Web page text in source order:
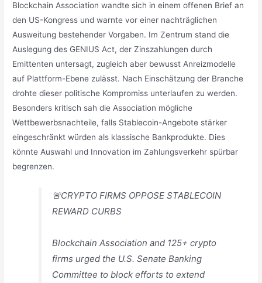
Blockchain Association wandte sich in einem offenen Brief an
den US-Kongress und warnte vor einer nachträglichen
Ausweitung bestehender Vorgaben. Im Zentrum stand die
Auslegung des GENIUS Act, der Zinszahlungen durch
Emittenten untersagt, zugleich aber bewusst Anreizmodelle
auf Plattform-Ebene zulässt. Nach Einschätzung der Branche
drohte dieser politische Kompromiss unterlaufen zu werden.
Besonders kritisch sah die Association mögliche
Wettbewerbsnachteile, falls Stablecoin-Angebote stärker
eingeschränkt würden als klassische Bankprodukte. Dies
könnte Auswahl und Innovation im Zahlungsverkehr spürbar
begrenzen.
🚨CRYPTO FIRMS OPPOSE STABLECOIN
REWARD CURBS
Blockchain Association and 125+ crypto
firms urged the U.S. Senate Banking
Committee to block efforts to extend